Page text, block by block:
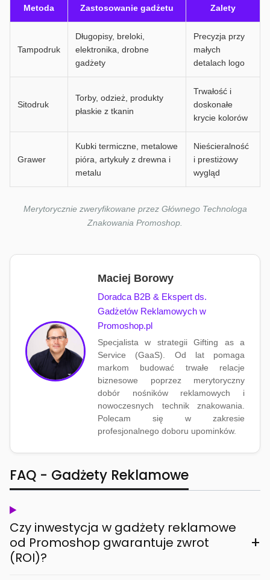
Metoda Zastosowanie gadżetu Zalety
Tampodruk
Długopisy, breloki,
elektronika, drobne
gadżety
Precyzja przy
małych
detalach logo
Sitodruk
Torby, odzież, produkty
płaskie z tkanin
Trwałość i
doskonałe
krycie kolorów
Grawer
Kubki termiczne, metalowe
pióra, artykuły z drewna i
metalu
Nieścieralność
i prestiżowy
wygląd
Merytorycznie zweryfikowane przez Głównego Technologa
Znakowania Promoshop.
Maciej Borowy
Doradca B2B & Ekspert ds.
Gadżetów Reklamowych w
Promoshop.pl
Specjalista w strategii Gifting as a
Service (GaaS). Od lat pomaga
markom budować trwałe relacje
biznesowe poprzez merytoryczny
dobór nośników reklamowych i
nowoczesnych technik znakowania.
Polecam się w zakresie
profesjonalnego doboru upominków.
FAQ - Gadżety Reklamowe
Czy inwestycja w gadżety reklamowe
od Promoshop gwarantuje zwrot
(ROI)?
+